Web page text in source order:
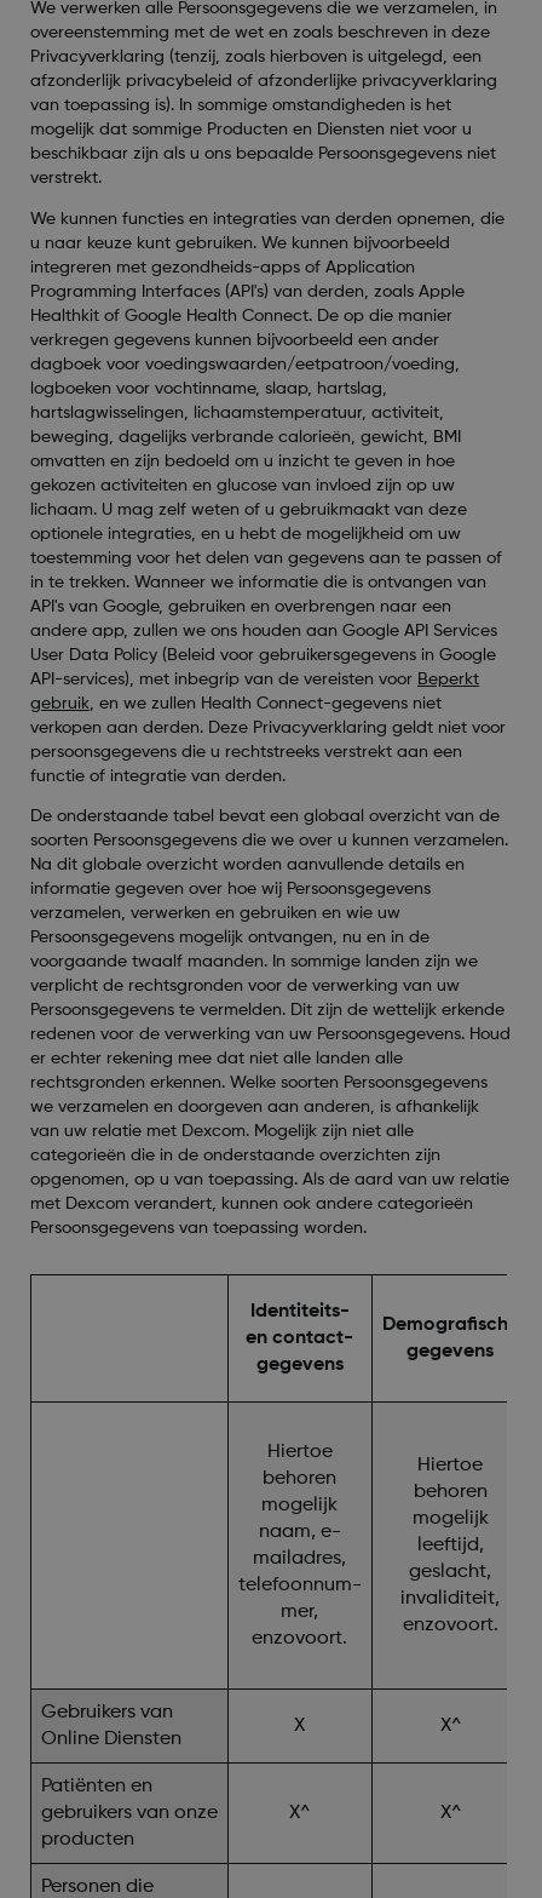
We verwerken alle Persoonsgegevens die we verzamelen, in
overeenstemming met de wet en zoals beschreven in deze
Privacyverklaring (tenzij, zoals hierboven is uitgelegd, een
afzonderlijk privacybeleid of afzonderlijke privacyverklaring
van toepassing is). In sommige omstandigheden is het
mogelijk dat sommige Producten en Diensten niet voor u
beschikbaar zijn als u ons bepaalde Persoonsgegevens niet
verstrekt.
We kunnen functies en integraties van derden opnemen, die
u naar keuze kunt gebruiken. We kunnen bijvoorbeeld
integreren met gezondheids-apps of Application
Programming Interfaces (API's) van derden, zoals Apple
Healthkit of Google Health Connect. De op die manier
verkregen gegevens kunnen bijvoorbeeld een ander
dagboek voor voedingswaarden/eetpatroon/voeding,
logboeken voor vochtinname, slaap, hartslag,
hartslagwisselingen, lichaamstemperatuur, activiteit,
beweging, dagelijks verbrande calorieën, gewicht, BMI
omvatten en zijn bedoeld om u inzicht te geven in hoe
gekozen activiteiten en glucose van invloed zijn op uw
lichaam. U mag zelf weten of u gebruikmaakt van deze
optionele integraties, en u hebt de mogelijkheid om uw
toestemming voor het delen van gegevens aan te passen of
in te trekken. Wanneer we informatie die is ontvangen van
API's van Google, gebruiken en overbrengen naar een
andere app, zullen we ons houden aan Google API Services
User Data Policy (Beleid voor gebruikersgegevens in Google
API-services), met inbegrip van de vereisten voor Beperkt
gebruik, en we zullen Health Connect-gegevens niet
verkopen aan derden. Deze Privacyverklaring geldt niet voor
persoonsgegevens die u rechtstreeks verstrekt aan een
functie of integratie van derden.
De onderstaande tabel bevat een globaal overzicht van de
soorten Persoonsgegevens die we over u kunnen verzamelen.
Na dit globale overzicht worden aanvullende details en
informatie gegeven over hoe wij Persoonsgegevens
verzamelen, verwerken en gebruiken en wie uw
Persoonsgegevens mogelijk ontvangen, nu en in de
voorgaande twaalf maanden. In sommige landen zijn we
verplicht de rechtsgronden voor de verwerking van uw
Persoonsgegevens te vermelden. Dit zijn de wettelijk erkende
redenen voor de verwerking van uw Persoonsgegevens. Houd
er echter rekening mee dat niet alle landen alle
rechtsgronden erkennen. Welke soorten Persoonsgegevens
we verzamelen en doorgeven aan anderen, is afhankelijk
van uw relatie met Dexcom. Mogelijk zijn niet alle
categorieën die in de onderstaande overzichten zijn
opgenomen, op u van toepassing. Als de aard van uw relatie
met Dexcom verandert, kunnen ook andere categorieën
Persoonsgegevens van toepassing worden.
Identiteits-
en contact-
gegevens
Demografische
gegevens
Hiertoe
behoren
mogelijk
naam, e-
mailadres,
telefoonnum-
mer,
enzovoort.
Hiertoe
behoren
mogelijk
leeftijd,
geslacht,
invaliditeit,
enzovoort.
Gebruikers van
Online Diensten
X X^
Patiënten en
gebruikers van onze
producten
X^ X^
Personen die